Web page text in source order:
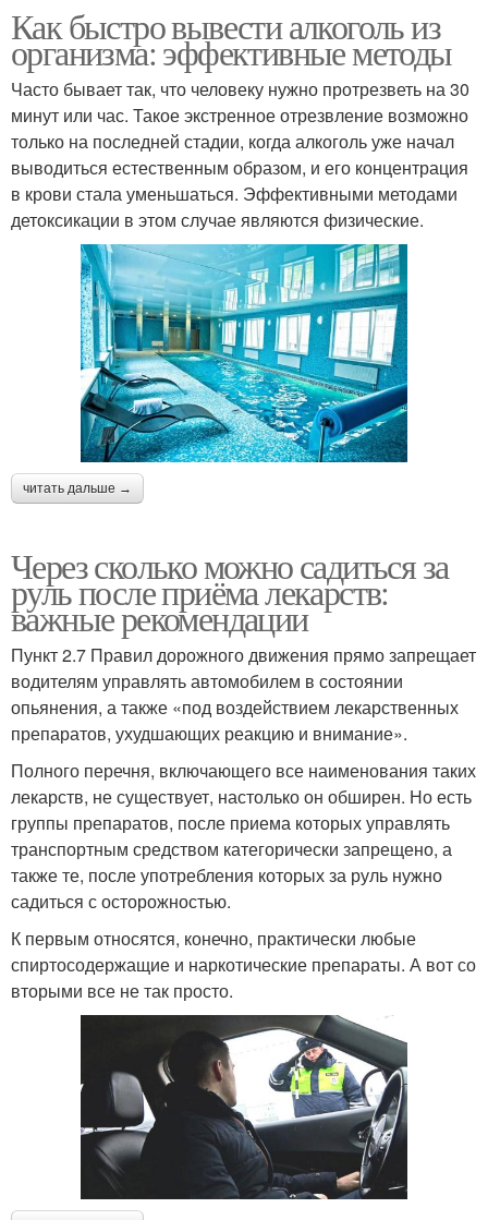
Как быстро вывести алкоголь из
организма: эффективные методы
Часто бывает так, что человеку нужно протрезветь на 30
минут или час. Такое экстренное отрезвление возможно
только на последней стадии, когда алкоголь уже начал
выводиться естественным образом, и его концентрация
в крови стала уменьшаться. Эффективными методами
детоксикации в этом случае являются физические.
читать дальше →
Через сколько можно садиться за
руль после приёма лекарств:
важные рекомендации
Пункт 2.7 Правил дорожного движения прямо запрещает
водителям управлять автомобилем в состоянии
опьянения, а также «под воздействием лекарственных
препаратов, ухудшающих реакцию и внимание».
Полного перечня, включающего все наименования таких
лекарств, не существует, настолько он обширен. Но есть
группы препаратов, после приема которых управлять
транспортным средством категорически запрещено, а
также те, после употребления которых за руль нужно
садиться с осторожностью.
К первым относятся, конечно, практически любые
спиртосодержащие и наркотические препараты. А вот со
вторыми все не так просто.